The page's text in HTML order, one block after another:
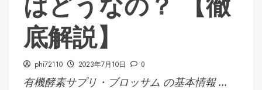
底解説】
phi72110 2023年7月10日 0
有機酵素サプリ・ブロッサム の基本情報 ...